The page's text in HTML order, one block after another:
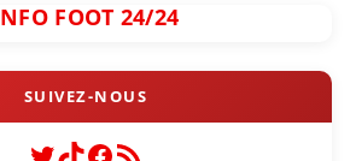
FOOT 24/24